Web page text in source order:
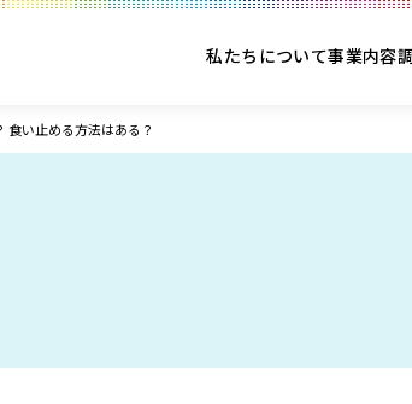
私たちについて事業内容
食い止める方法はある？